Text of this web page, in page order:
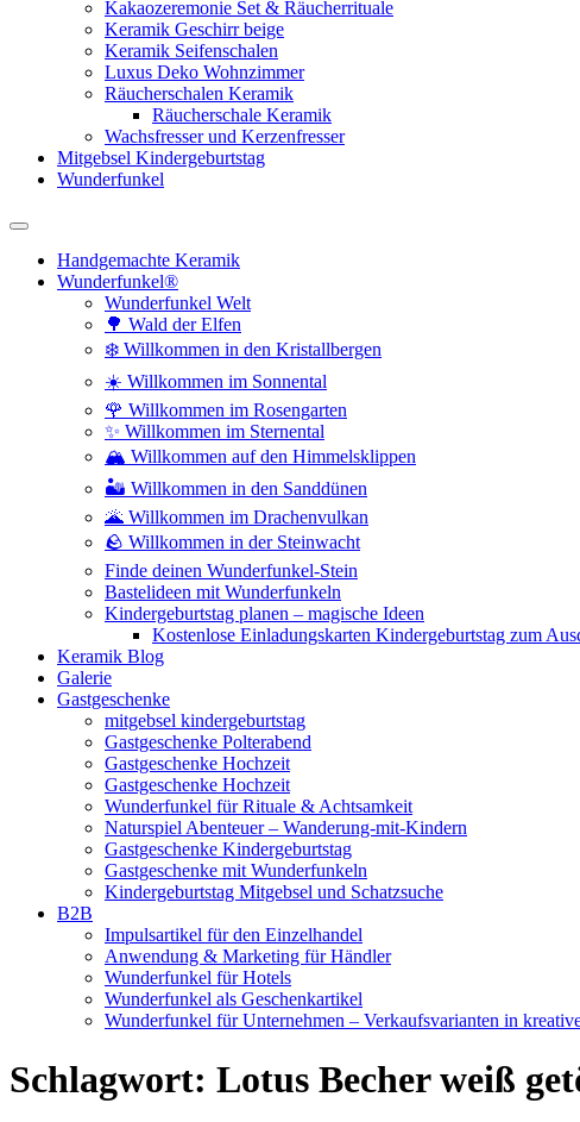
Kakaozeremonie Set & Räucherrituale
Keramik Geschirr beige
Keramik Seifenschalen
Luxus Deko Wohnzimmer
Räucherschalen Keramik
Räucherschale Keramik
Wachsfresser und Kerzenfresser
Mitgebsel Kindergeburtstag
Wunderfunkel
Handgemachte Keramik
Wunderfunkel®
Wunderfunkel Welt
🌳 Wald der Elfen
❄️ Willkommen in den Kristallbergen
☀️ Willkommen im Sonnental
🌹 Willkommen im Rosengarten
✨ Willkommen im Sternental
🏔️ Willkommen auf den Himmelsklippen
🏜️ Willkommen in den Sanddünen
🌋 Willkommen im Drachenvulkan
🪨 Willkommen in der Steinwacht
Finde deinen Wunderfunkel-Stein
Bastelideen mit Wunderfunkeln
Kindergeburtstag planen – magische Ideen
Kostenlose Einladungskarten Kindergeburtstag zum
Keramik Blog
Galerie
Gastgeschenke
mitgebsel kindergeburtstag
Gastgeschenke Polterabend
Gastgeschenke Hochzeit
Gastgeschenke Hochzeit
Wunderfunkel für Rituale & Achtsamkeit
Naturspiel Abenteuer – Wanderung-mit-Kindern
Gastgeschenke Kindergeburtstag
Gastgeschenke mit Wunderfunkeln
Kindergeburtstag Mitgebsel und Schatzsuche
B2B
Impulsartikel für den Einzelhandel
Anwendung & Marketing für Händler
Wunderfunkel für Hotels
Wunderfunkel als Geschenkartikel
Wunderfunkel für Unternehmen – Verkaufsvarianten in
Schlagwort: Lotus Becher weiß